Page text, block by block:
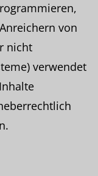
von
nicht
verwendet